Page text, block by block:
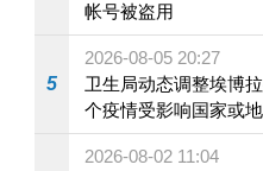
帐号被盗用
5
2026-08-05 20:27
卫生局动态调整埃博
个疫情受影响国家或
施
2026-08-02 11:04